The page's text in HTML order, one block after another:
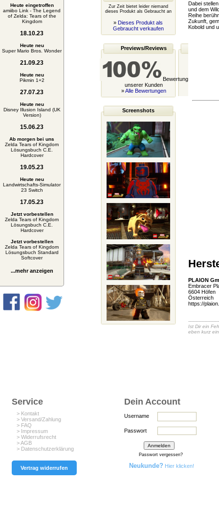
Heute eingetroffen
amiibo Link - The Legend
of Zelda: Tears of the
Kingdom
18.10.23
Heute neu
Super Mario Bros. Wonder
21.09.23
Heute neu
Pikmin 1+2
27.07.23
Heute neu
Disney Illusion Island (UK
Version)
15.06.23
Ab morgen bei uns
Zelda Tears of Kingdom
Lösungsbuch C.E.
Hardcover
19.05.23
Heute neu
Landwirtschafts-Simulator
23 Switch
17.05.23
Jetzt vorbestellen
Zelda Tears of Kingdom
Lösungsbuch C.E.
Hardcover
Jetzt vorbestellen
Zelda Tears of Kingdom
Lösungsbuch Standard
Softcover
...mehr anzeigen
Zur Zeit bietet leider niemand
dieses Produkt als Gebraucht an
» Dieses Produkt als
Gebraucht verkaufen
Previews/Reviews
Bewertung
unserer Kunden
»Alle Bewertungen
Screenshots
Dabei
und dem
Reihe
Zukunft,
Kobold und
PLAION
Embracer
6604 Höfen
Österreich
https://
Ist Dir ein
eben kurz
Service
> Kontakt
> Versand/Zahlung
> FAQ
> Impressum
> Widerrufsrecht
> AGB
> Datenschutzerklärung
Vertrag widerrufen
Dein Account
Username
Passwort
Passwort vergessen?
Neukunde? Hier klicken!